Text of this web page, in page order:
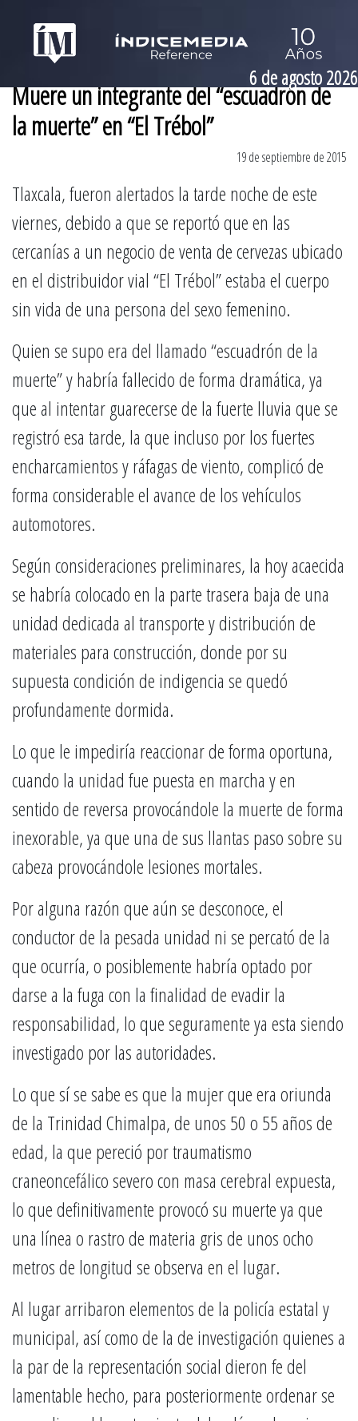
6 de agosto 2026
Muere un integrante del “escuadrón de
la muerte” en “El Trébol”
19 de septiembre de 2015
Tlaxcala, fueron alertados la tarde noche de este
viernes, debido a que se reportó que en las
cercanías a un negocio de venta de cervezas ubicado
en el distribuidor vial “El Trébol” estaba el cuerpo
sin vida de una persona del sexo femenino.
Quien se supo era del llamado “escuadrón de la
muerte” y habría fallecido de forma dramática, ya
que al intentar guarecerse de la fuerte lluvia que se
registró esa tarde, la que incluso por los fuertes
encharcamientos y ráfagas de viento, complicó de
forma considerable el avance de los vehículos
automotores.
Según consideraciones preliminares, la hoy acaecida
se habría colocado en la parte trasera baja de una
unidad dedicada al transporte y distribución de
materiales para construcción, donde por su
supuesta condición de indigencia se quedó
profundamente dormida.
Lo que le impediría reaccionar de forma oportuna,
cuando la unidad fue puesta en marcha y en
sentido de reversa provocándole la muerte de forma
inexorable, ya que una de sus llantas paso sobre su
cabeza provocándole lesiones mortales.
Por alguna razón que aún se desconoce, el
conductor de la pesada unidad ni se percató de la
que ocurría, o posiblemente habría optado por
darse a la fuga con la finalidad de evadir la
responsabilidad, lo que seguramente ya esta siendo
investigado por las autoridades.
Lo que sí se sabe es que la mujer que era oriunda
de la Trinidad Chimalpa, de unos 50 o 55 años de
edad, la que pereció por traumatismo
craneoncefálico severo con masa cerebral expuesta,
lo que definitivamente provocó su muerte ya que
una línea o rastro de materia gris de unos ocho
metros de longitud se observa en el lugar.
Al lugar arribaron elementos de la policía estatal y
municipal, así como de la de investigación quienes a
la par de la representación social dieron fe del
lamentable hecho, para posteriormente ordenar se